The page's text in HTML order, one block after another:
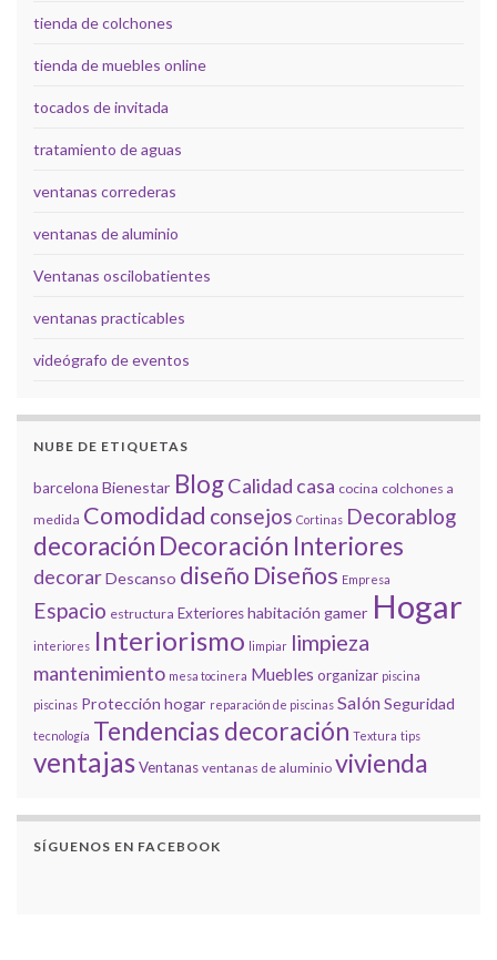
tienda de colchones
tienda de muebles online
tocados de invitada
tratamiento de aguas
ventanas correderas
ventanas de aluminio
Ventanas oscilobatientes
ventanas practicables
videógrafo de eventos
NUBE DE ETIQUETAS
barcelona Bienestar BlogCalidad casa cocina colchones a
medida Comodidad consejos Cortinas Decorablog
decoración Decoración Interiores
decorarDescanso diseño Diseños Empresa
Espacio estructura Exterioreshabitación gamer Hogar
interiores Interiorismo limpiar limpieza
mantenimiento mesa tocinera Muebles organizar piscina
piscinas Protección hogar reparación de piscinas SalónSeguridad
tecnología Tendencias decoración Textura tips
ventajasVentanas ventanas de aluminio vivienda
SÍGUENOS EN FACEBOOK